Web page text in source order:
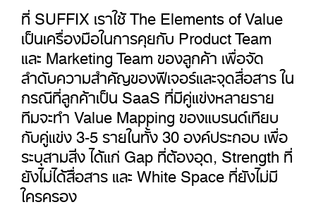
ที่ SUFFIX เราใช้ The Elements of Value
เป็นเครื่องมือในการคุยกับ Product Team
และ Marketing Team ของลูกค้า เพื่อจัด
ลำดับความสำคัญของฟีเจอร์และจุดสื่อสาร ใน
กรณีที่ลูกค้าเป็น SaaS ที่มีคู่แข่งหลายราย
ทีมจะทำ Value Mapping ของแบรนด์เทียบ
กับคู่แข่ง 3-5 รายในทั้ง 30 องค์ประกอบ เพื่อ
ระบุสามสิ่ง ได้แก่ Gap ที่ต้องอุด, Strength ที่
ยังไม่ได้สื่อสาร และ White Space ที่ยังไม่มี
ใครครอง